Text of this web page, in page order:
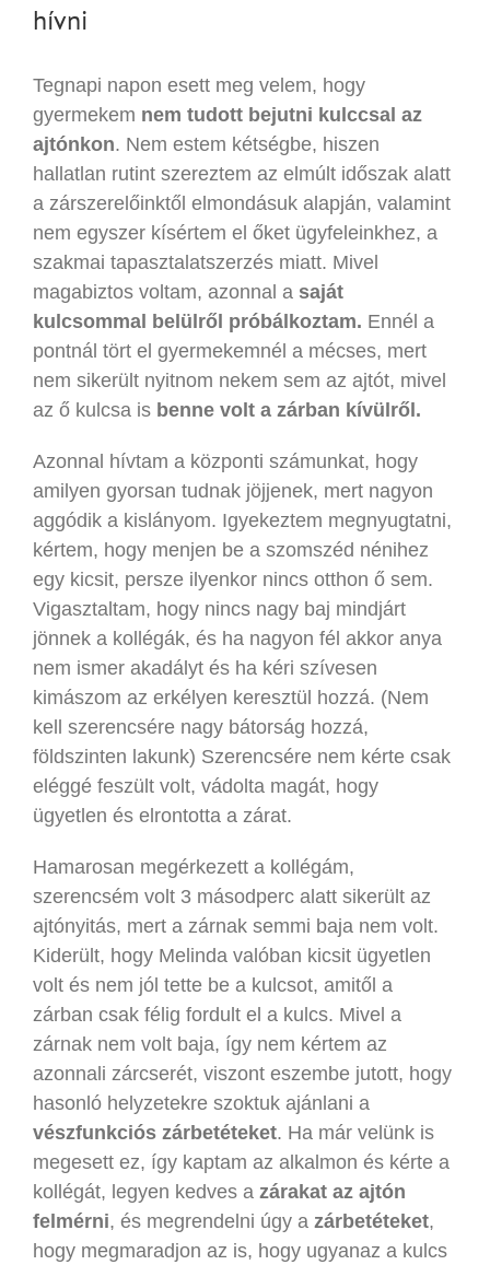
hívni
Tegnapi napon esett meg velem, hogy
gyermekem nem tudott bejutni kulccsal az
ajtónkon. Nem estem kétségbe, hiszen
hallatlan rutint szereztem az elmúlt időszak alatt
a zárszerelőinktől elmondásuk alapján, valamint
nem egyszer kísértem el őket ügyfeleinkhez, a
szakmai tapasztalatszerzés miatt. Mivel
magabiztos voltam, azonnal a saját
kulcsommal belülről próbálkoztam. Ennél a
pontnál tört el gyermekemnél a mécses, mert
nem sikerült nyitnom nekem sem az ajtót, mivel
az ő kulcsa is benne volt a zárban kívülről.
Azonnal hívtam a központi számunkat, hogy
amilyen gyorsan tudnak jöjjenek, mert nagyon
aggódik a kislányom. Igyekeztem megnyugtatni,
kértem, hogy menjen be a szomszéd nénihez
egy kicsit, persze ilyenkor nincs otthon ő sem.
Vigasztaltam, hogy nincs nagy baj mindjárt
jönnek a kollégák, és ha nagyon fél akkor anya
nem ismer akadályt és ha kéri szívesen
kimászom az erkélyen keresztül hozzá. (Nem
kell szerencsére nagy bátorság hozzá,
földszinten lakunk) Szerencsére nem kérte csak
eléggé feszült volt, vádolta magát, hogy
ügyetlen és elrontotta a zárat.
Hamarosan megérkezett a kollégám,
szerencsém volt 3 másodperc alatt sikerült az
ajtónyitás, mert a zárnak semmi baja nem volt.
Kiderült, hogy Melinda valóban kicsit ügyetlen
volt és nem jól tette be a kulcsot, amitől a
zárban csak félig fordult el a kulcs. Mivel a
zárnak nem volt baja, így nem kértem az
azonnali zárcserét, viszont eszembe jutott, hogy
hasonló helyzetekre szoktuk ajánlani a
vészfunkciós zárbetéteket. Ha már velünk is
megesett ez, így kaptam az alkalmon és kérte a
kollégát, legyen kedves a zárakat az ajtón
felmérni, és megrendelni úgy a zárbetéteket,
hogy megmaradjon az is, hogy ugyanaz a kulcs